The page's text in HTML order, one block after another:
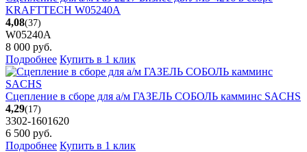
KRAFTTECH W05240A
4,08(37)
W05240A
8 000 руб.
Подробнее Купить в 1 клик
Сцепление в сборе для а/м ГАЗЕЛЬ СОБОЛЬ камминс SACHS
4,29(17)
3302-1601620
6 500 руб.
Подробнее Купить в 1 клик